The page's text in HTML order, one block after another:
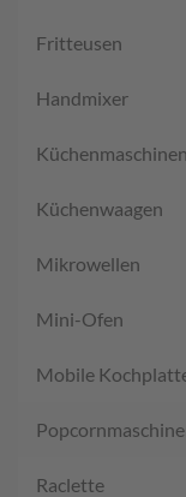
Fritteusen
Handmixer
Küchenmaschinen
Küchenwaagen
Mikrowellen
Mini-Ofen
Mobile
Raclette